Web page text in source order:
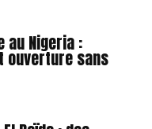
au Nigeria :
ouverture sans